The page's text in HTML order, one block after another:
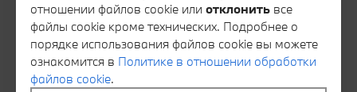
Консультация специалиста отдела запасных частей
Тайный покупатель
Обратная связь
отношении файлов cookie или отклонить все
файлы cookie кроме технических. Подробнее о
порядке использования файлов cookie вы можете
ознакомится в Политике в отношении обработки
файлов cookie.